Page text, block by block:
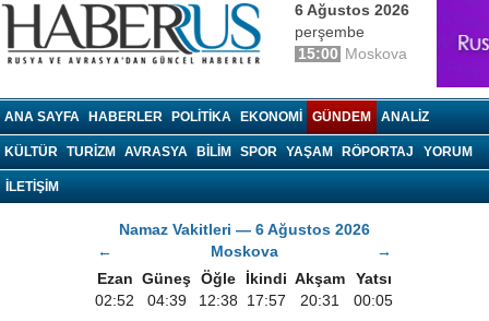
6 Ağustos 2026
perşembe
15:00 Moskova
ANA SAYFA HABERLER POLITIKA EKONOMI GÜNDEM ANALIZ
KÜLTÜR TURIZM AVRASYA BILIM SPOR YAŞAM RÖPORTAJ YORUM
İLETİŞİM
Namaz Vakitleri — 6 Ağustos 2026
←
Moskova
→
Ezan Güneş Öğle İkindi Akşam
Yatsı
02:52
04:39 12:38 17:57 20:31 00:05